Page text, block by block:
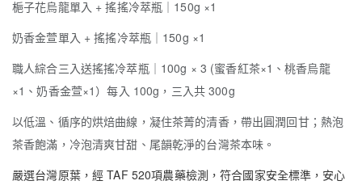
梔子花烏龍單入 + 搖搖冷萃瓶｜150g ×1
奶香金萱單入 + 搖搖冷萃瓶｜150g ×1
職人綜合三入送搖搖冷萃瓶｜100g × 3 (蜜香紅茶×1、桃香烏龍
×1、奶香金萱×1）每入 100g，三入共 300g
以低溫、循序的烘焙曲線，凝住茶菁的清香，帶出圓潤回甘；熱泡
茶香飽滿，冷泡清爽甘甜、尾韻乾淨的台灣茶本味。
嚴選台灣原葉，經 TAF 520項農藥檢測，符合國家安全標準，安心